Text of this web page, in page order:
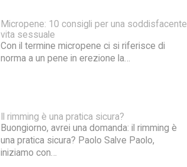
Micropene: 10 consigli per una soddisfacente
vita sessuale
Con il termine micropene ci si riferisce di
norma a un pene in erezione la…
Il rimming è una pratica sicura?
Buongiorno, avrei una domanda: il rimming è
una pratica sicura? Paolo Salve Paolo,
iniziamo con…